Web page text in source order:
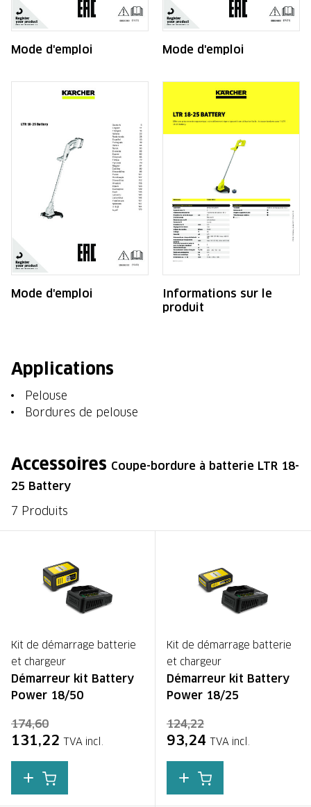
Mode d'emploi Mode d'emploi
Mode d'emploi
Informations sur le
produit
Applications
Pelouse
Bordures de pelouse
Accessoires Coupe-bordure à batterie LTR 18-
25 Battery
7 Produits
Kit de démarrage batterie
et chargeur
Démarreur kit Battery
Power 18/50
174,60
131,22 TVA incl.
Kit de démarrage batterie
et chargeur
Démarreur kit Battery
Power 18/25
124,22
93,24 TVA incl.